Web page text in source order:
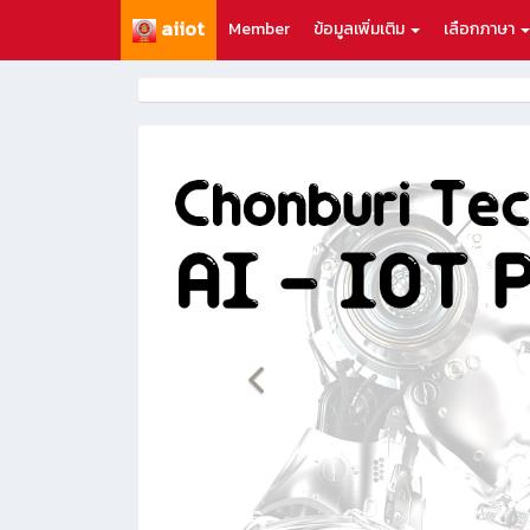
aiiot Member ข้อมูลเพิ่มเติม เลือกภาษา